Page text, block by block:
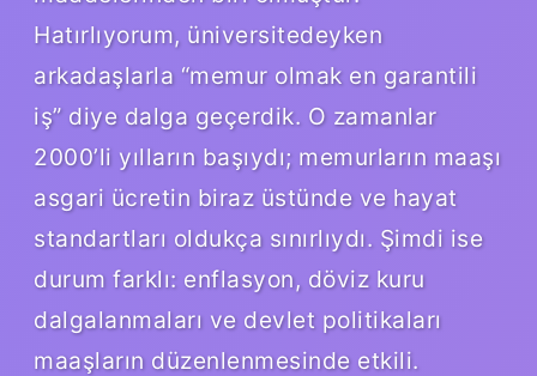
Hatırlıyorum, üniversitedeyken
arkadaşlarla “memur olmak en garantili
iş” diye dalga geçerdik. O zamanlar
2000’li yılların başıydı; memurların maaşı
asgari ücretin biraz üstünde ve hayat
standartları oldukça sınırlıydı. Şimdi ise
durum farklı: enflasyon, döviz kuru
dalgalanmaları ve devlet politikaları
maaşların düzenlenmesinde etkili.